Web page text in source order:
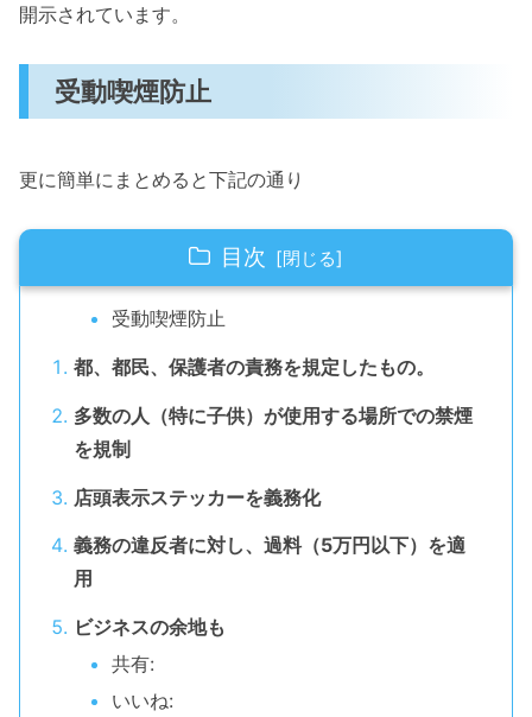
開示されています。
受動喫煙防止
更に簡単にまとめると下記の通り
目次
受動喫煙防止
都、都民、保護者の責務を規定したもの。
多数の人（特に子供）が使用する場所での禁煙
を規制
店頭表示ステッカーを義務化
義務の違反者に対し、過料（5万円以下）を適
用
ビジネスの余地も
共有:
いいね: